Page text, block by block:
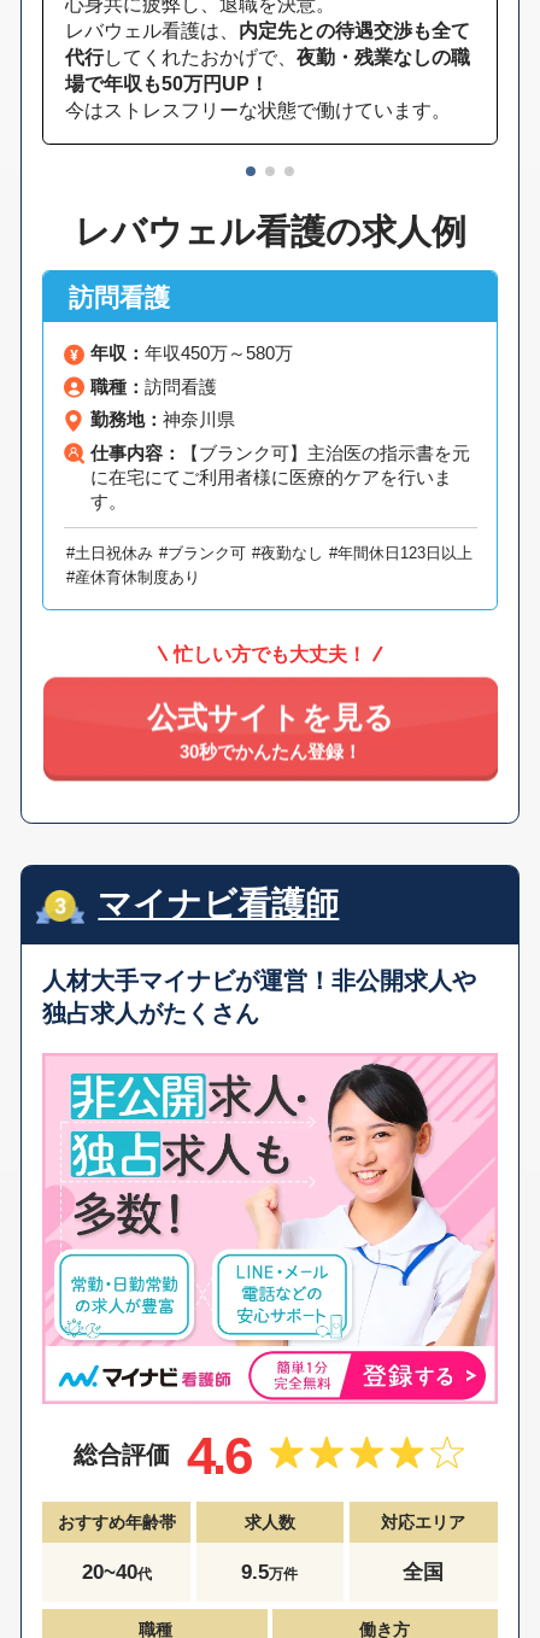
レバウェル看護は、 内定先との待遇交渉も全て
代行してくれたおかげで、 夜勤・残業なしの職
場で年収も50万円UP！
今はストレスフリーな状態で働けています。
レバウェル看護の求人例
訪問看護
年収： 年収450万～580万
職種： 訪問看護
勤務地： 神奈川県
仕事内容：
【ブランク可】主治医の指示書を元
に在宅にてご利用者様に医療的ケアを行いま
す。
#土日祝休み #ブランク可 #夜勤なし #年間休日123日以上
#産休育休制度あり
忙しい方でも大丈夫！
公式サイトを見る
30秒でかんたん登録！
マイナビ看護師
人材大手マイナビが運営！非公開求人や
独占求人がたくさん
総合評価 4.6
おすすめ年齢帯
20~40代
求人数
9.5万件
対応エリア
全国
職種 働き方